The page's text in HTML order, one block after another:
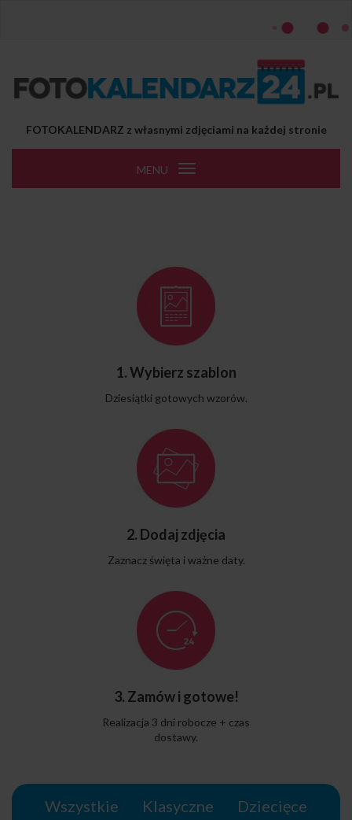
FOTOKALENDARZ z własnymi zdjęciami na każdej stronie
MENU
Toggle
1. Wybierz szablon
Dziesiątki gotowych wzorów.
2. Dodaj zdjęcia
Zaznacz święta i ważne daty.
3. Zamów i gotowe!
Realizacja 3 dni robocze + czas
dostawy.
Wszystkie Klasyczne
Dziecięce